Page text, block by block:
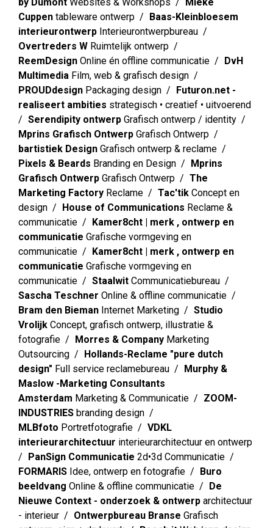
Cuppen tableware ontwerp
Baas-Kleinbloesem
interieurontwerp Interieurontwerpbureau
Overtreders W Ruimtelijk ontwerp
ReemDesign Online én offline communicatie
DvH
Multimedia Film, web & grafisch design
PROUDdesign Packaging design
Futuron.net -
realiseert ambities strategisch • creatief • uitvoerend
Serendipity ontwerp Grafisch ontwerp / identity
Mprins Grafisch Ontwerp Grafisch Ontwerp
bartistiek Design Grafisch ontwerp & reclame
Pixels & Beards Branding en Design
Mprins
Grafisch Ontwerp Grafisch Ontwerp
The
Marketing Factory Reclame Tac'tik Concept en
design
House of Communications Reclame &
communicatie
Kamer8cht | merk , ontwerp en
communicatie Grafische vormgeving en
communicatie
Kamer8cht | merk , ontwerp en
communicatie Grafische vormgeving en
communicatie
Staalwit Communicatiebureau
Sascha Teschner Online & offline communicatie
Bram den Bieman Internet Marketing
Studio
Vrolijk Concept, grafisch ontwerp, illustratie &
fotografie
Morres & Company Marketing
Outsourcing
Hollands-Reclame "pure dutch
design" Full service reclamebureau
Murphy &
Maslow -Marketing Consultants
Amsterdam Marketing & Communicatie
ZOOM-
INDUSTRIES branding design
MLBfoto Portretfotografie
VDKL
interieurarchitectuur interieurarchitectuur en ontwerp
PanSign Communicatie 2d•3d Communicatie
FORMARIS Idee, ontwerp en fotografie
Buro
beeldvang Online & offline communicatie
De
Nieuwe Context - onderzoek & ontwerp architectuur
- interieur
Ontwerpbureau Branse Grafisch